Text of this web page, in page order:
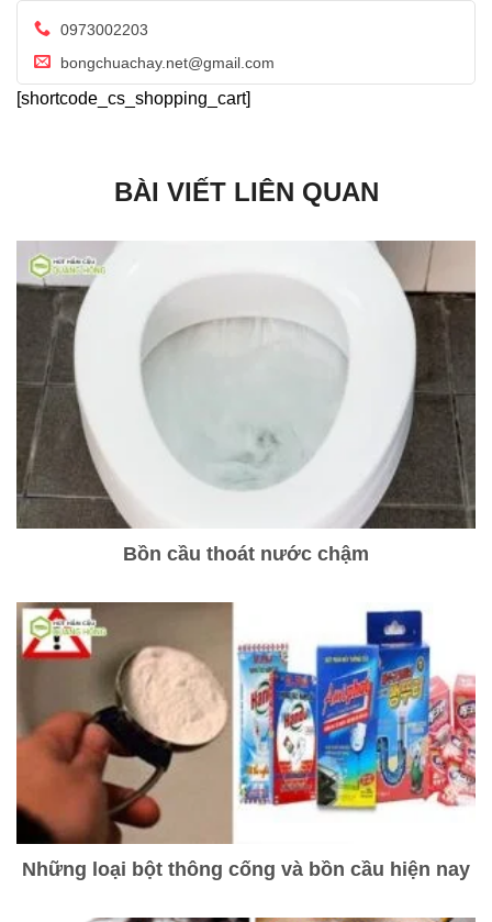
0973002203
bongchuachay.net@gmail.com
[shortcode_cs_shopping_cart]
BÀI VIẾT LIÊN QUAN
Bồn cầu thoát nước chậm
Những loại bột thông cống và bồn cầu hiện nay